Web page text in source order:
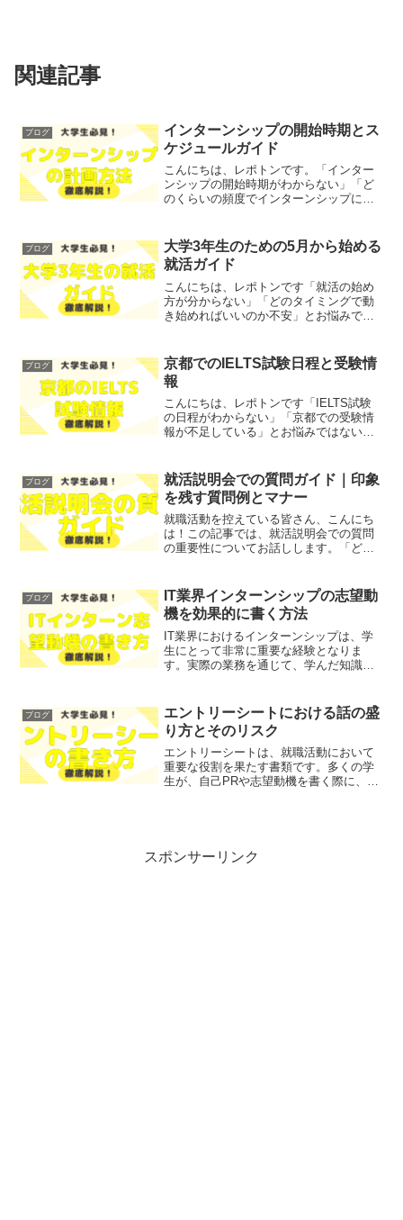
関連記事
ブログ
インターンシップの開始時期とス
ケジュールガイド
こんにちは、レポトンです。「インター
ンシップの開始時期がわからない」「ど
のくらいの頻度でインターンシップに参
ンシップの開始時期やスケジュールにつ
いて、わかりやすく解説し...
ブログ
大学3年生のための5月から始める
就活ガイド
こんにちは、レポトンです「就活の始め
方が分からない」「どのタイミングで動
き始めればいいのか不安」とお悩みでは
グや重要性について、わかりやすく解説
します！レポトンこの...
ブログ
京都でのIELTS試験日程と受験情
報
こんにちは、レポトンです「IELTS試験
の日程がわからない」「京都での受験情
報が不足している」とお悩みではないで
すく解説します！レポトンこの記事は次
のような人におすすめ...
ブログ
就活説明会での質問ガイド｜印象
を残す質問例とマナー
就職活動を控えている皆さん、こんにち
は！この記事では、就活説明会での質問
の重要性についてお話しします。「どん
抱えている方も多いのではないでしょう
か？そこで今回は、就活説明...
ブログ
IT業界インターンシップの志望動
機を効果的に書く方法
IT業界におけるインターンシップは、学
生にとって非常に重要な経験となりま
す。実際の業務を通じて、学んだ知識を
シップの選考を通過するためには、魅力
的な志望動機が必要です。...
ブログ
エントリーシートにおける話の盛
り方とそのリスク
エントリーシートは、就職活動において
重要な役割を果たす書類です。多くの学
生が、自己PRや志望動機を書く際に、内
スポンサーリンク